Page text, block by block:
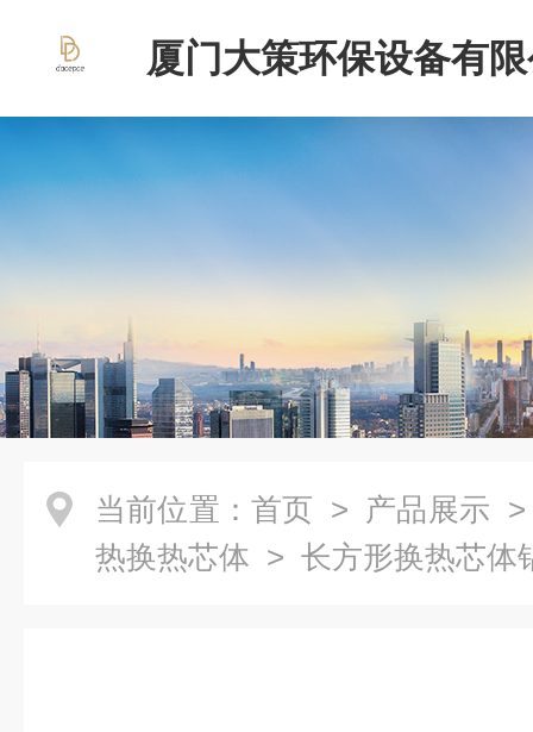
厦门大策环保设备有
当前位置： 首页 > 产品展示
热换热芯体 > 长方形换热芯体